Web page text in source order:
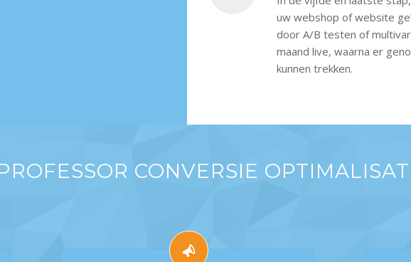
uw webshop of website
door A/B testen of
maand live, waarna er
kunnen trekken.
CONVERSIE